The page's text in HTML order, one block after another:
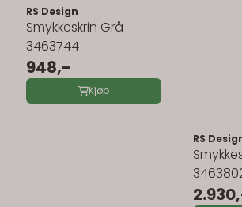
RS Design
Smykkeskrin Grå
3463744
948,-
Kjøp
RS